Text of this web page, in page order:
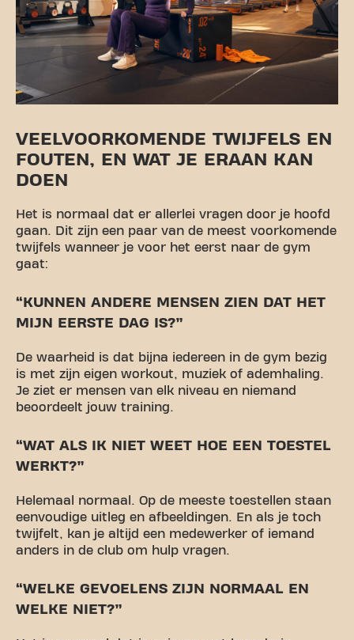
VEELVOORKOMENDE TWIJFELS EN
FOUTEN, EN WAT JE ERAAN KAN
DOEN
Het is normaal dat er allerlei vragen door je hoofd
gaan. Dit zijn een paar van de meest voorkomende
twijfels wanneer je voor het eerst naar de gym
gaat:
“KUNNEN ANDERE MENSEN ZIEN DAT HET
MIJN EERSTE DAG IS?”
De waarheid is dat bijna iedereen in de gym bezig
is met zijn eigen workout, muziek of ademhaling.
Je ziet er mensen van elk niveau en niemand
beoordeelt jouw training.
“WAT ALS IK NIET WEET HOE EEN TOESTEL
WERKT?”
Helemaal normaal. Op de meeste toestellen staan
eenvoudige uitleg en afbeeldingen. En als je toch
twijfelt, kan je altijd een medewerker of iemand
anders in de club om hulp vragen.
“WELKE GEVOELENS ZIJN NORMAAL EN
WELKE NIET?”